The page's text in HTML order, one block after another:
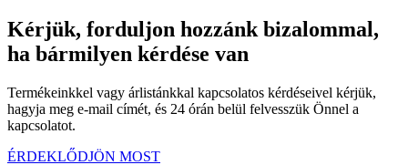
Kérjük, forduljon hozzánk bizalommal,
ha bármilyen kérdése van
Termékeinkkel vagy árlistánkkal kapcsolatos kérdéseivel kérjük,
hagyja meg e-mail címét, és 24 órán belül felvesszük Önnel a
kapcsolatot.
ÉRDEKLŐDJÖN MOST